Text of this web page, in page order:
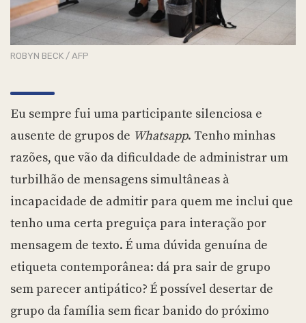
ROBYN BECK / AFP
Eu sempre fui uma participante silenciosa e
ausente de grupos de Whatsapp. Tenho minhas
razões, que vão da dificuldade de administrar um
turbilhão de mensagens simultâneas à
incapacidade de admitir para quem me inclui que
tenho uma certa preguiça para interação por
mensagem de texto. É uma dúvida genuína de
etiqueta contemporânea: dá pra sair de grupo
sem parecer antipático? É possível desertar de
grupo da família sem ficar banido do próximo